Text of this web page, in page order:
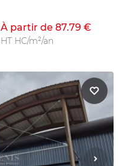
À partir de 87.79 €
HT HC/m²/an